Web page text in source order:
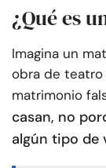
¿Qué es
Imagina un
obra de teatro
matrimonio
casan, no
algún tipo de